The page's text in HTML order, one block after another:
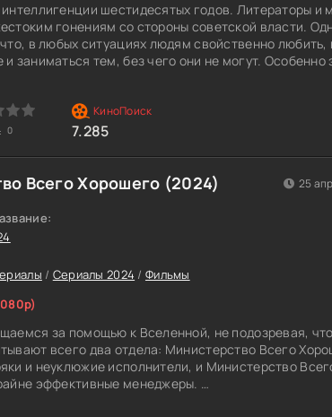
шестидесятых годов. Литераторы и
гонениям со стороны советской власти.
в любых ситуациях людям свойственно любить,
заниматься тем, без чего они не могут. Особенно
того времени останутся в истории и будут
именно об этой «банальщине»,
так же, как безделье заполняет жизнь бездарей. Они
системе, некоторые сломались, а некоторые
представлены с особым налетом того времени.
0 7.285
Всего Хорошего (2024)
/ Сериалы 2024 / Фильмы
за помощью к Вселенной, не подозревая,
всего два отдела: Министерство Всего
и неуклюжие исполнители, и Министерство
эффективные менеджеры.
25